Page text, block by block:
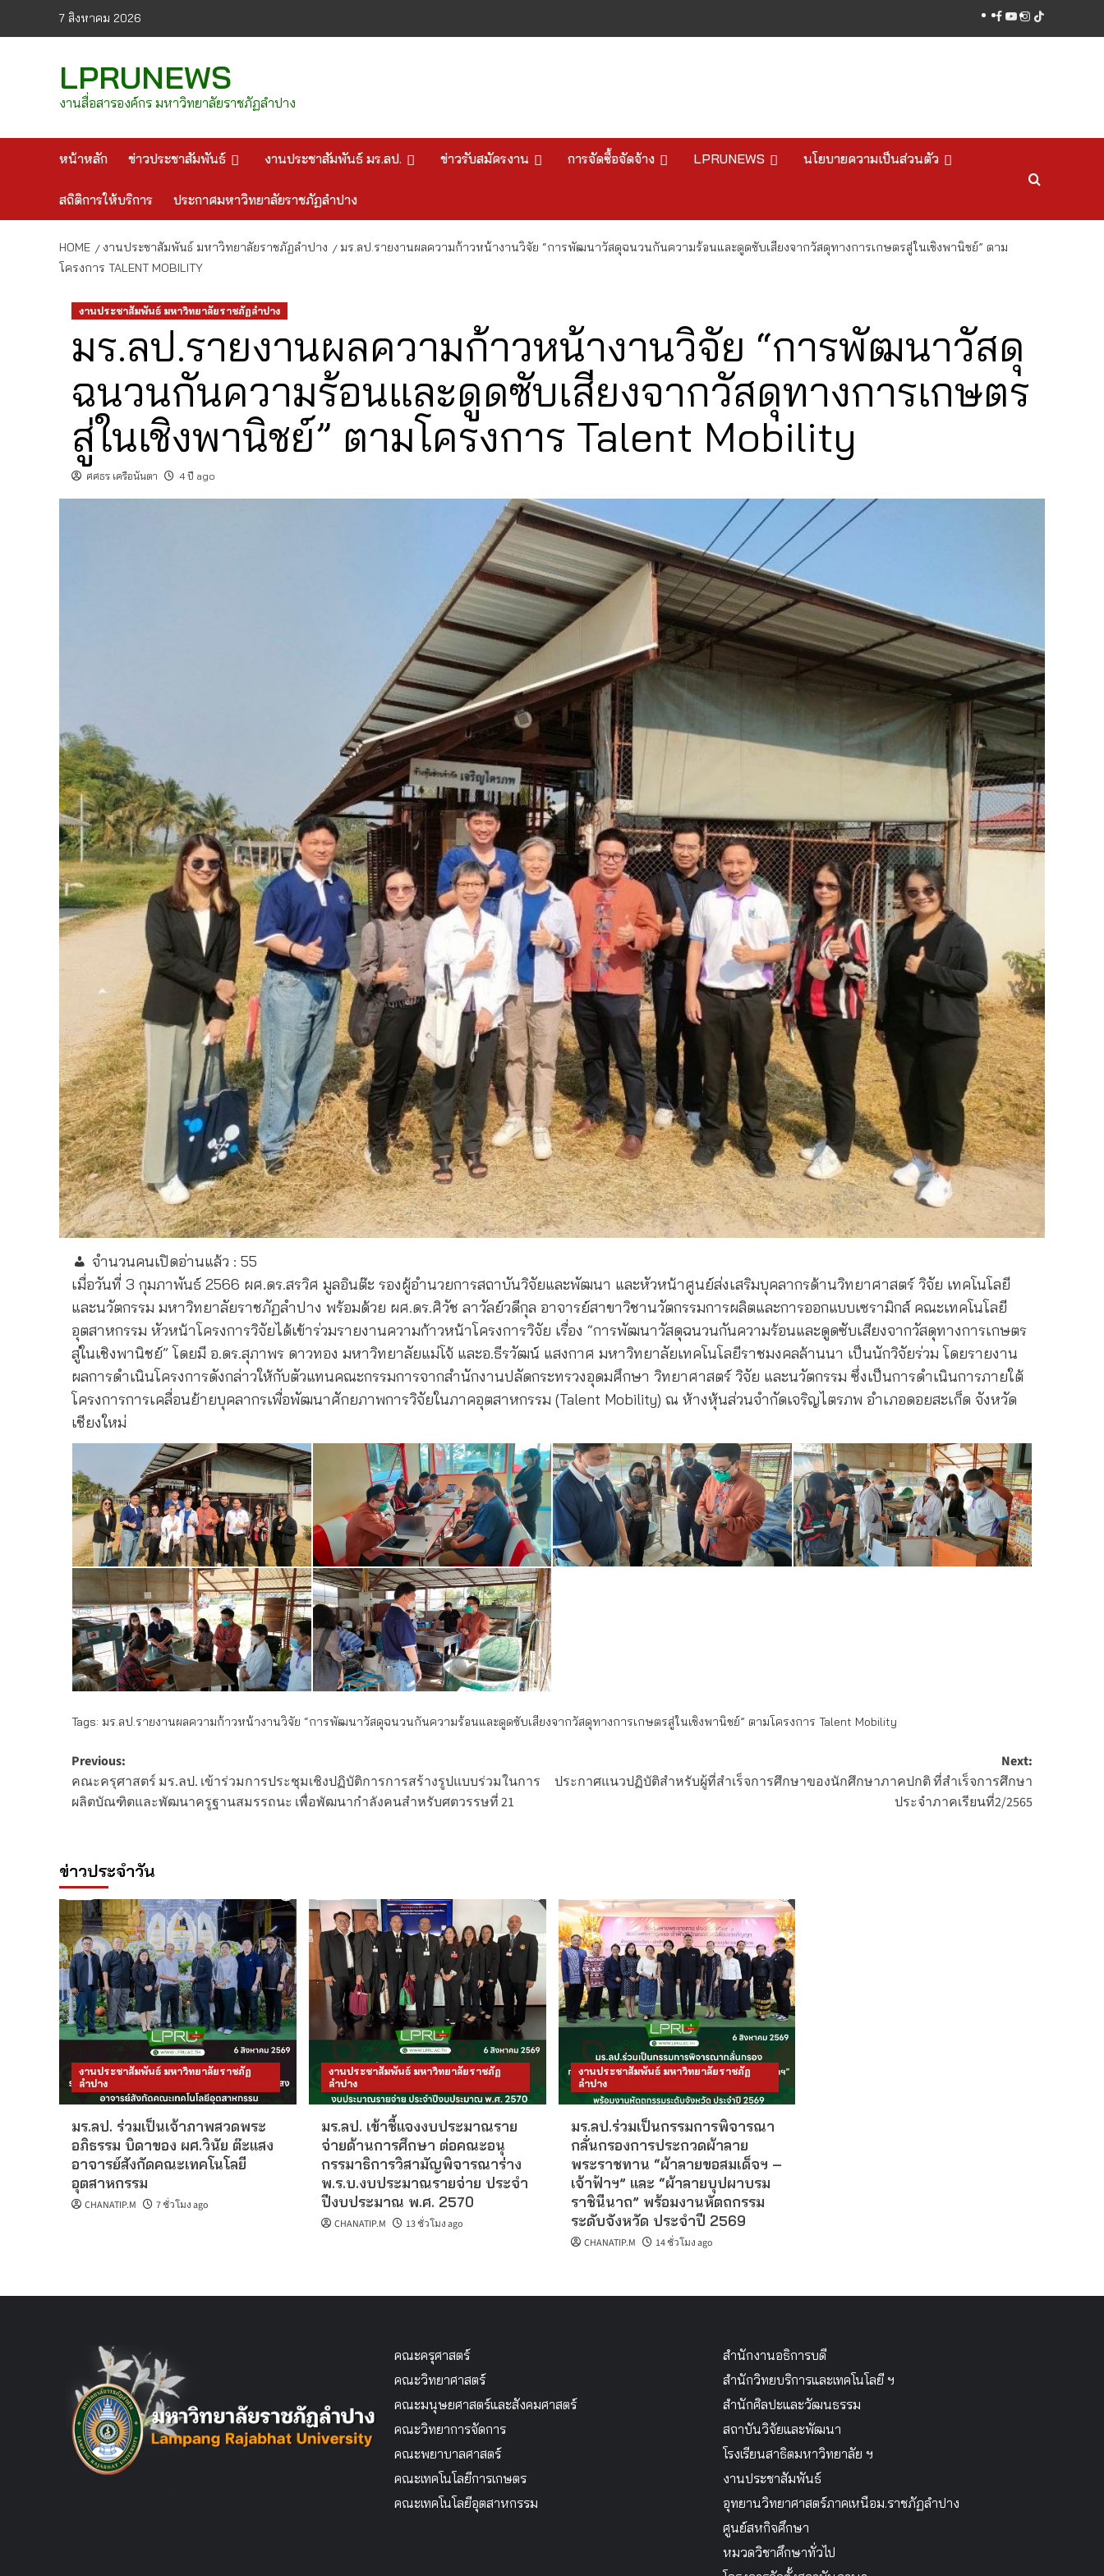
7 สิงหาคม 2026 facebook
youtube
instagram
tiktok
LPRUNEWS
งานสื่อสารองค์กร มหาวิทยาลัยราชภัฏลำปาง
หน้าหลัก ข่าวประชาสัมพันธ์ งานประชาสัมพันธ์ มร.ลป. ข่าวรับสมัครงาน การจัดซื้อจัดจ้าง LPRUNEWS นโยบายความเป็นส่วนตัว
สถิติการให้บริการ ประกาศมหาวิทยาลัยราชภัฏลำปาง
HOME งานประชาสัมพันธ์ มหาวิทยาลัยราชภัฏลำปาง
มร.ลป.รายงานผลความก้าวหน้างานวิจัย “การพัฒนาวัสดุฉนวนกันความร้อนและดูดซับเสียงจากวัสดุทางการเกษตรสู่ในเชิงพานิชย์” ตาม
โครงการ TALENT MOBILITY
งานประชาสัมพันธ์ มหาวิทยาลัยราชภัฏลำปาง
มร.ลป.รายงานผลความก้าวหน้างานวิจัย “การพัฒนาวัสดุ
ฉนวนกันความร้อนและดูดซับเสียงจากวัสดุทางการเกษตร
สู่ในเชิงพานิชย์” ตามโครงการ Talent Mobility
ศศธร เครือนันตา 4 ปี ago
จำนวนคนเปิดอ่านแล้ว : 55
เมื่อวันที่ 3 กุมภาพันธ์ 2566 ผศ.ดร.สรวิศ มูลอินต๊ะ รองผู้อำนวยการสถาบันวิจัยและพัฒนา และหัวหน้าศูนย์ส่งเสริมบุคลากรด้านวิทยาศาสตร์ วิจัย เทคโนโลยี
และนวัตกรรม มหาวิทยาลัยราชภัฏลำปาง พร้อมด้วย ผศ.ดร.ศิวัช ลาวัลย์วดีกุล อาจารย์สาขาวิชานวัตกรรมการผลิตและการออกแบบเซรามิกส์ คณะเทคโนโลยี
อุตสาหกรรม หัวหน้าโครงการวิจัยได้เข้าร่วมรายงานความก้าวหน้าโครงการวิจัย เรื่อง “การพัฒนาวัสดุฉนวนกันความร้อนและดูดซับเสียงจากวัสดุทางการเกษตร
สู่ในเชิงพานิชย์” โดยมี อ.ดร.สุภาพร ดาวทอง มหาวิทยาลัยแม่โจ้ และอ.ธีรวัฒน์ แสงกาศ มหาวิทยาลัยเทคโนโลยีราชมงคลล้านนา เป็นนักวิจัยร่วม โดยรายงาน
ผลการดำเนินโครงการดังกล่าวให้กับตัวแทนคณะกรรมการจากสำนักงานปลัดกระทรวงอุดมศึกษา วิทยาศาสตร์ วิจัย และนวัตกรรม ซึ่งเป็นการดำเนินการภายใต้
โครงการการเคลื่อนย้ายบุคลากรเพื่อพัฒนาศักยภาพการวิจัยในภาคอุตสาหกรรม (Talent Mobility) ณ ห้างหุ้นส่วนจำกัดเจริญไตรภพ อำเภอดอยสะเก็ด จังหวัด
เชียงใหม่
Tags: มร.ลป.รายงานผลความก้าวหน้างานวิจัย “การพัฒนาวัสดุฉนวนกันความร้อนและดูดซับเสียงจากวัสดุทางการเกษตรสู่ในเชิงพานิชย์” ตามโครงการ Talent Mobility
Post
navigation
Previous:
คณะครุศาสตร์ มร.ลป. เข้าร่วมการประชุมเชิงปฏิบัติการการสร้างรูปแบบร่วมในการ
ผลิตบัณฑิตและพัฒนาครูฐานสมรรถนะ เพื่อพัฒนากำลังคนสำหรับศตวรรษที่ 21
Next:
ประกาศแนวปฏิบัติสำหรับผู้ที่สำเร็จการศึกษาของนักศึกษาภาคปกติ ที่สำเร็จการศึกษา
ประจำภาคเรียนที่2/2565
ข่าวประจำวัน
งานประชาสัมพันธ์ มหาวิทยาลัยราชภัฏ
ลำปาง
มร.ลป. ร่วมเป็นเจ้าภาพสวดพระ
อภิธรรม บิดาของ ผศ.วินัย ต๊ะแสง
อาจารย์สังกัดคณะเทคโนโลยี
อุตสาหกรรม
CHANATIP.M 7 ชั่วโมง ago
งานประชาสัมพันธ์ มหาวิทยาลัยราชภัฏ
ลำปาง
มร.ลป. เข้าชี้แจงงบประมาณราย
จ่ายด้านการศึกษา ต่อคณะอนุ
กรรมาธิการวิสามัญพิจารณาร่าง
พ.ร.บ.งบประมาณรายจ่าย ประจำ
ปีงบประมาณ พ.ศ. 2570
CHANATIP.M 13 ชั่วโมง ago
งานประชาสัมพันธ์ มหาวิทยาลัยราชภัฏ
ลำปาง
มร.ลป.ร่วมเป็นกรรมการพิจารณา
กลั่นกรองการประกวดผ้าลาย
พระราชทาน “ผ้าลายขอสมเด็จฯ –
เจ้าฟ้าฯ” และ “ผ้าลายบุปผาบรม
ราชินีนาถ” พร้อมงานหัตถกรรม
ระดับจังหวัด ประจำปี 2569
CHANATIP.M 14 ชั่วโมง ago
คณะครุศาสตร์
คณะวิทยาศาสตร์
คณะมนุษยศาสตร์และสังคมศาสตร์
คณะวิทยาการจัดการ
คณะพยาบาลศาสตร์
คณะเทคโนโลยีการเกษตร
คณะเทคโนโลยีอุตสาหกรรม
สำนักงานอธิการบดี
สำนักวิทยบริการและเทคโนโลยี ฯ
สำนักศิลปะและวัฒนธรรม
สถาบันวิจัยและพัฒนา
โรงเรียนสาธิตมหาวิทยาลัย ฯ
งานประชาสัมพันธ์
อุทยานวิทยาศาสตร์ภาคเหนือม.ราชภัฏลำปาง
ศูนย์สหกิจศึกษา
หมวดวิชาศึกษาทั่วไป